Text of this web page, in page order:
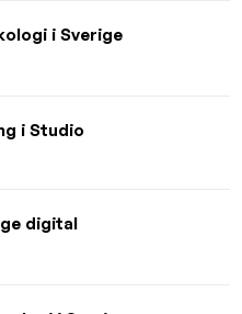
i Sverige
i Studio
digital